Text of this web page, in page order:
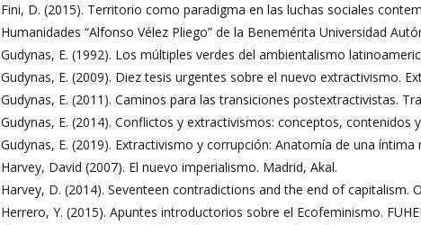
Fini, D. (2015). Territorio como paradigma en las luchas sociales
Humanidades “Alfonso Vélez Pliego” de la Benemérita Universidad
Gudynas, E. (1992). Los múltiples verdes del ambientalismo
Gudynas, E. (2009). Diez tesis urgentes sobre el nuevo extractivismo.
Gudynas, E. (2011). Caminos para las transiciones postextractivistas.
Gudynas, E. (2014). Conflictos y extractivismos: conceptos, contenidos
Gudynas, E. (2019). Extractivismo y corrupción: Anatomía de una íntima
Harvey, David (2007). El nuevo imperialismo. Madrid, Akal.
Harvey, D. (2014). Seventeen contradictions and the end of capitalism.
Herrero, Y. (2015). Apuntes introductorios sobre el Ecofeminismo.